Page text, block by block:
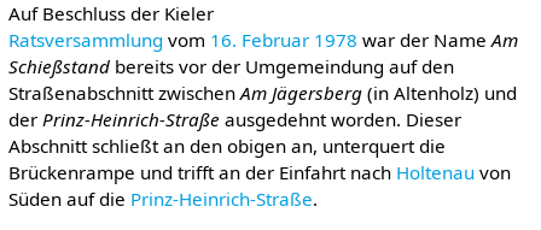
Auf Beschluss der Kieler
Ratsversammlung vom 16. Februar 1978 war der NameAm
Schießstandbereits vor der Umgemeindung auf den
Straßenabschnitt zwischenAm Jägersberg(in Altenholz) und
der Prinz-Heinrich-Straße ausgedehnt worden. Dieser
Abschnitt schließt an den obigen an, unterquert die
Brückenrampe und trifft an der Einfahrt nach Holtenauvon
Süden auf die Prinz-Heinrich-Straße.